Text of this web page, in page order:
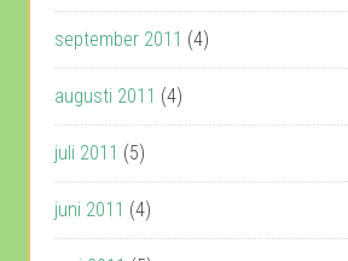
september 2011 (4)
augusti 2011 (4)
juli 2011 (5)
juni 2011 (4)